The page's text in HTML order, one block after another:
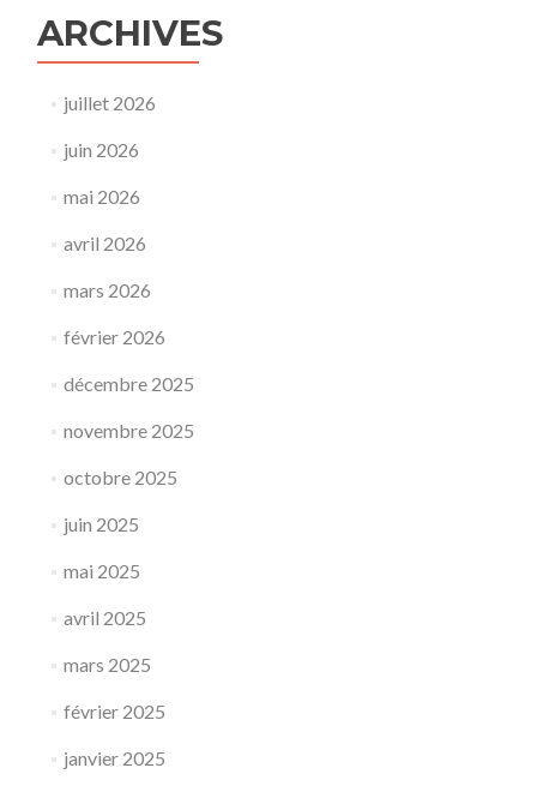
ARCHIVES
juillet 2026
juin 2026
mai 2026
avril 2026
mars 2026
février 2026
décembre 2025
novembre 2025
octobre 2025
juin 2025
mai 2025
avril 2025
mars 2025
février 2025
janvier 2025